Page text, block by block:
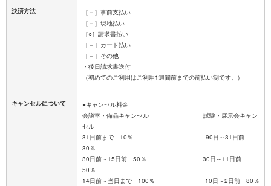
決済方法
［－］事前支払い
［－］現地払い
［○］請求書払い
［－］カード払い
［－］その他
・後日請求書送付
キャンセルについて
●キャンセル料金
会議室・備品キャンセル 試験・展示会キャン
セル
31日前まで 10％ 90日～31日前
30％
30日前～15日前 50％ 30日～11日前
50％
14日前～当日まで 100％ 10日～2日前 80％